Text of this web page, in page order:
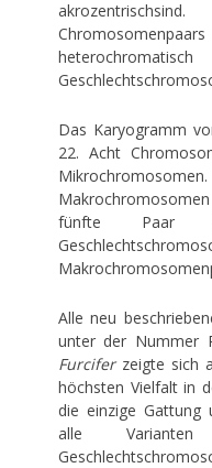
Das Karyogramm
22. Acht
fünfte Paar
Alle neu
unter der Nummer
Furciferzeigte sich
höchsten Vielfalt in
die einzige Gattung
alle